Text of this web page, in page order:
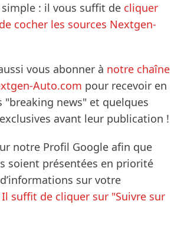
simple : il vous suffit de cliquer
cocher les sources Nextgen-
vous abonner à notre chaîne
Auto.com pour recevoir en
"breaking news" et quelques
avant leur publication !
notre Profil Google afin que
soient présentées en priorité
sur votre
Il suffit de cliquer sur "Suivre sur